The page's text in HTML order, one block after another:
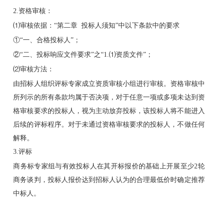
2.资格审核：
⑴审核依据：“第二章 投标人须知”中以下条款中的要求
①“一、合格投标人”；
②“二、投标响应文件要求”之“1.⑴资质文件”；
⑵审核方法：
由招标人组织评标专家成立资质审核小组进行审核。资格审核中
所列示的所有条款均属于否决项，对于任意一项或多项未达到资
格审核要求的投标人，视为主动放弃投标，该投标人将不能进入
后续的评标程序。对于未通过资格审核要求的投标人，不做任何
解释。
3.评标
商务标专家组与有效投标人在其开标报价的基础上开展至少2轮
商务谈判，投标人报价达到招标人认为的合理最低价时确定推荐
中标人。